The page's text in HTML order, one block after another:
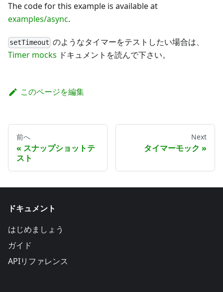
The code for this example is available at
examples/async.
setTimeout のようなタイマーをテストしたい場合は、
Timer mocks ドキュメントを読んで下さい。
このページを編集
前へ
スナップショットテ
スト
Next
タイマーモック
ドキュメント
はじめましょう
ガイド
APIリファレンス